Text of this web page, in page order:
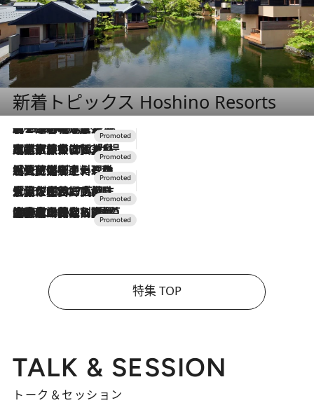
新着トピックス Hoshino Resorts
2026.8.7
【トンボの足水浴】ヒノキの香りに包まれて涼感マックス！約13℃の湧水かけ流しを避暑地「星野温泉 トンボの湯」で体験
2026.7.31
【ホテル帰省】という選択肢をOMOが提案。家族とほどよい距離を保つには「昼は実家、夜は気兼ねなくホテルで！」
2026.7.24
【夏限定ディナーコース】旬を迎える稚鮎や花ズッキーニなどをイタリア・トスカーナの郷土料理の手法で満喫！
2026.7.17
「土佐和ハーブかき氷」がOMO7高知に登場！生姜、山椒、大葉など目にも舌にも涼を呼ぶ郷土の味
2026.7.10
NEW OPEN！【界 草津】名湯の地に誕生。趣の異なる2種の温泉と上州ならではの会席・蕎麦割烹など美食を味わう究極の癒やし旅
特集 TOP
TALK & SESSION
トーク＆セッション